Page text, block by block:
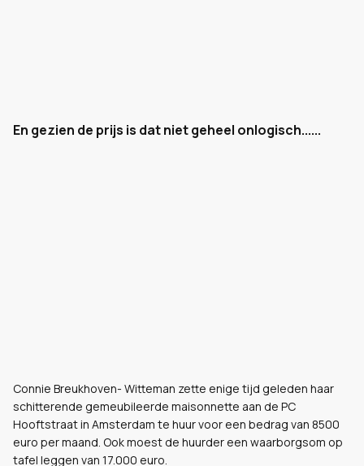
En gezien de prijs is dat niet geheel onlogisch......
Connie Breukhoven- Witteman zette enige tijd geleden haar
schitterende gemeubileerde maisonnette aan de PC
Hooftstraat in Amsterdam te huur voor een bedrag van 8500
euro per maand. Ook moest de huurder een waarborgsom op
tafel leggen van 17.000 euro.